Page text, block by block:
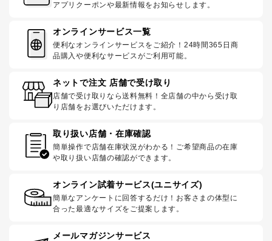
アプリクーポンや最新情報をお知らせします。
オンラインサービス一覧
便利なオンラインサービスをご紹介！24時間365日商
品購入や便利なサービスがご利用可能。
ネットで注文 店舗で受け取り
店舗で受け取りなら送料無料！全店舗の中から受け取
り店舗をお選びいただけます。
取り扱い店舗・在庫確認
簡単操作で店舗在庫状況がわかる！ご希望商品の在庫
や取り扱い店舗の確認ができます。
オンライン試着サービス(ユニサイズ)
簡単なアンケートに回答するだけ！お客さまの体型に
合った最適なサイズをご提案します。
メールマガジンサービス